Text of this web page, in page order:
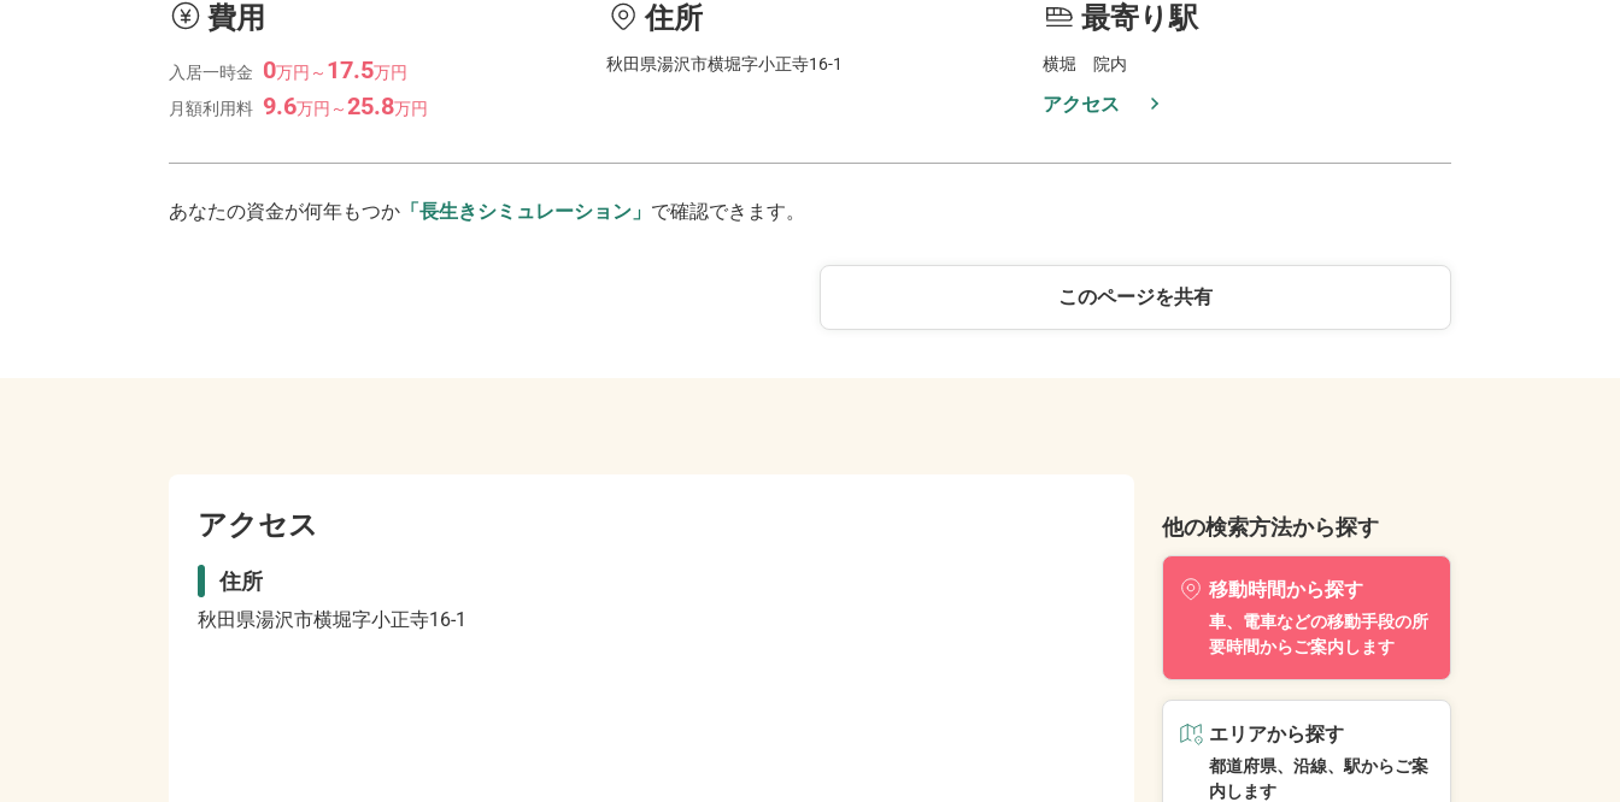
費用
入居一時金 0万円 ～ 17.5万円
月額利用料 9.6万円 ～25.8万円
住所
秋田県湯沢市横堀字小正寺16-1
最寄り駅
横堀 院内
アクセス
あなたの資金が何年もつか 「長生きシミュレーション」 で確認できます。
このページを共有
アクセス
住所
秋田県湯沢市横堀字小正寺16-1
他の検索方法から探す
移動時間から探す
車、電車などの移動手段の所
要時間からご案内します
エリアから探す
都道府県、沿線、駅からご案
内します